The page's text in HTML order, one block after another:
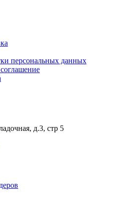
(Витлуф)
персональных данных
д.3, стр 5